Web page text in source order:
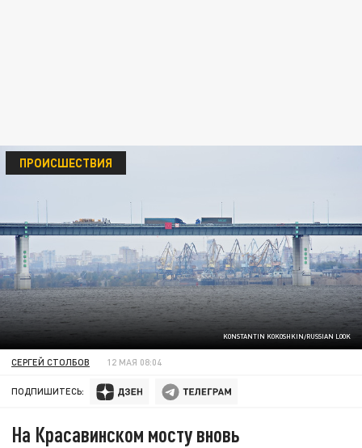
KONSTANTIN KOKOSHKIN/RUSSIAN LOOK
ПРОИСШЕСТВИЯ
СЕРГЕЙ СТОЛБОВ 12 МАЯ 08:04
ПОДПИШИТЕСЬ:
На Красавинском мосту вновь